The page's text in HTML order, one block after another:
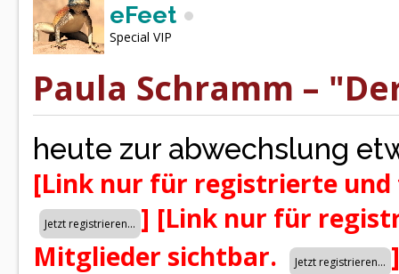
eFeet
Special VIP
Paula Schramm –
heute zur abwechslung
[Link nur für registrierte
] [Link nur für
Mitglieder sichtbar.
]